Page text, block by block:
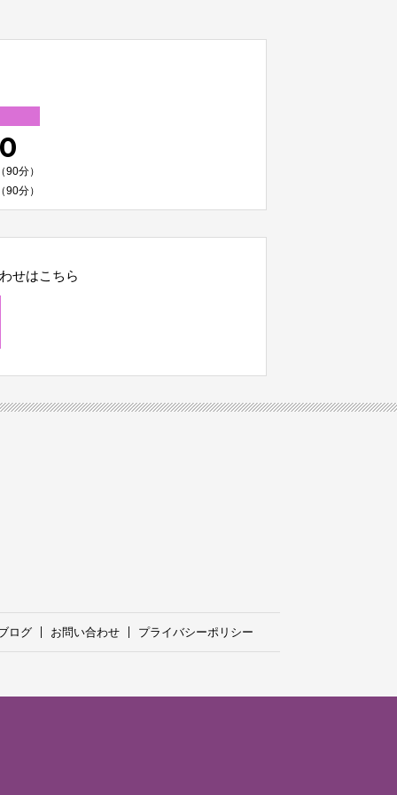
分）
分）
せはこちら
ログ お問い合わせ プライバシーポリシー